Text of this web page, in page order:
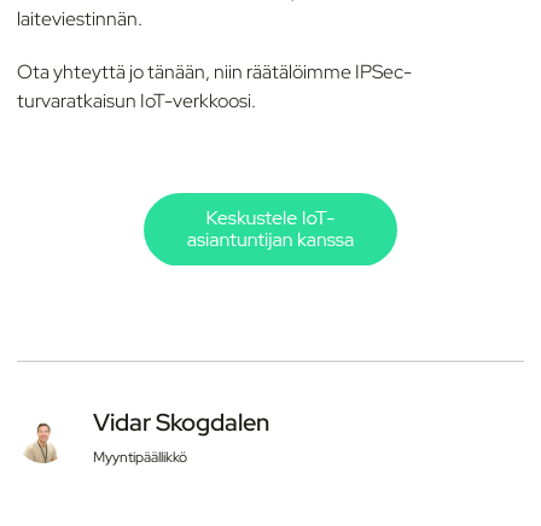
laiteviestinnän.
Ota yhteyttä jo tänään, niin räätälöimme IPSec-
turvaratkaisun IoT-verkkoosi.
Vidar Skogdalen
Myyntipäällikkö